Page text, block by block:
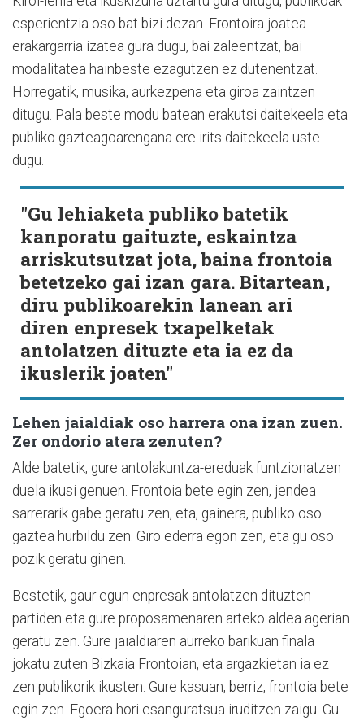
esperientzia oso bat bizi dezan. Frontoira joatea
erakargarria izatea gura dugu, bai zaleentzat, bai
modalitatea hainbeste ezagutzen ez dutenentzat.
Horregatik, musika, aurkezpena eta giroa zaintzen
ditugu. Pala beste modu batean erakutsi daitekeela eta
publiko gazteagoarengana ere irits daitekeela uste
dugu.
"Gu lehiaketa publiko batetik
kanporatu gaituzte, eskaintza
arriskutsutzat jota, baina frontoia
betetzeko gai izan gara. Bitartean,
diru publikoarekin lanean ari
diren enpresek txapelketak
antolatzen dituzte eta ia ez da
ikuslerik joaten"
Lehen jaialdiak oso harrera ona izan zuen.
Zer ondorio atera zenuten?
Alde batetik, gure antolakuntza-ereduak funtzionatzen
duela ikusi genuen. Frontoia bete egin zen, jendea
sarrerarik gabe geratu zen, eta, gainera, publiko oso
gaztea hurbildu zen. Giro ederra egon zen, eta gu oso
pozik geratu ginen.
Bestetik, gaur egun enpresak antolatzen dituzten
partiden eta gure proposamenaren arteko aldea agerian
geratu zen. Gure jaialdiaren aurreko barikuan finala
jokatu zuten Bizkaia Frontoian, eta argazkietan ia ez
zen publikorik ikusten. Gure kasuan, berriz, frontoia bete
egin zen. Egoera hori esanguratsua iruditzen zaigu. Gu